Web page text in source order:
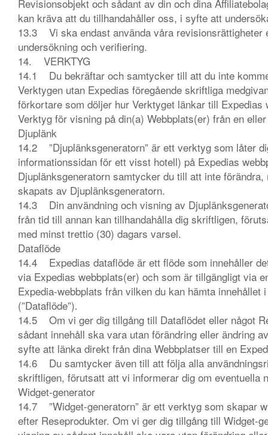
Revisionsobjekt och sådant av din och dina
kan kräva att du tillhandahåller oss, i syfte att
13.3 Vi ska endast använda våra revisionsrättigheter
undersökning och verifiering.
14. VERKTYG
14.1 Du bekräftar och samtycker till att du inte
Verktygen utan Expedias föregående skriftliga
förkortare som döljer hur Verktyget länkar till
Verktyg för visning på din(a) Webbplats(er) från en
Djuplänk
14.2 ”Djuplänksgeneratorn” är ett verktyg som låter
informationssidan för ett visst hotell) på Expedias
Djuplänksgeneratorn samtycker du till att inte
skapats av Djuplänksgeneratorn.
14.3 Din användning och visning av
från tid till annan kan tillhandahålla dig skriftligen,
med minst trettio (30) dagars varsel.
Dataflöde
14.4 Expedias dataflöde är ett flöde som innehåller
via Expedias webbplats(er) och som är tillgängligt via
Expedia-webbplats från vilken du kan hämta
(”Dataflöde”).
14.5 Om vi ger dig tillgång till Dataflödet eller något
sådant innehåll ska vara utan förändring eller ändring
syfte att länka direkt från dina Webbplatser till en
14.6 Du samtycker även till att följa alla
skriftligen, förutsatt att vi informerar dig om
Widget-generator
14.7 ”Widget-generatorn” är ett verktyg som skapar
efter Reseprodukter. Om vi ger dig tillgång till Widget-